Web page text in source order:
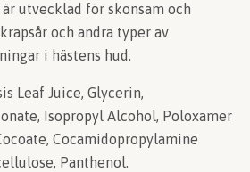
är utvecklad för skonsam och
och andra typer av
i hästens hud.
Leaf Juice, Glycerin,
Isopropyl Alcohol, Poloxamer
Cocamidopropylamine
Panthenol.